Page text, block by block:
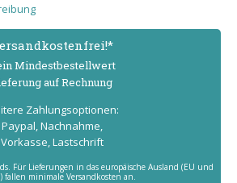
Mindest­bestell­wert
auf Rechnung
Zahlungs­optionen:
Paypal, Nachnahme,
Vorkasse, Lastschrift
Für Lieferungen in das europäische Ausland (EU und
fallen minimale Versandkosten an.